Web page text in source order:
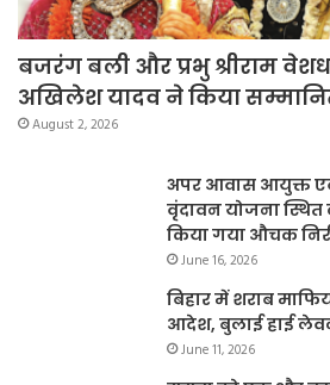
बजरंग बली और प्रभु श्रीराम
अखिलेश यादव ने किया
August 2, 2026
अपर आवास आयुक्त
वृंदावन योजना स्थित
किया गया औचक
June 16, 2026
बिहार में शराब
आदेश, बुलाई हाई
June 11, 2026